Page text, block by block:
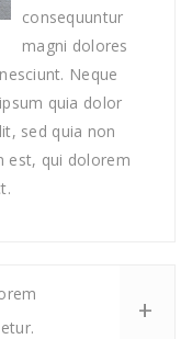
consequuntur
magni dolores
Neque
quia dolor
sed quia non
est, qui dolorem